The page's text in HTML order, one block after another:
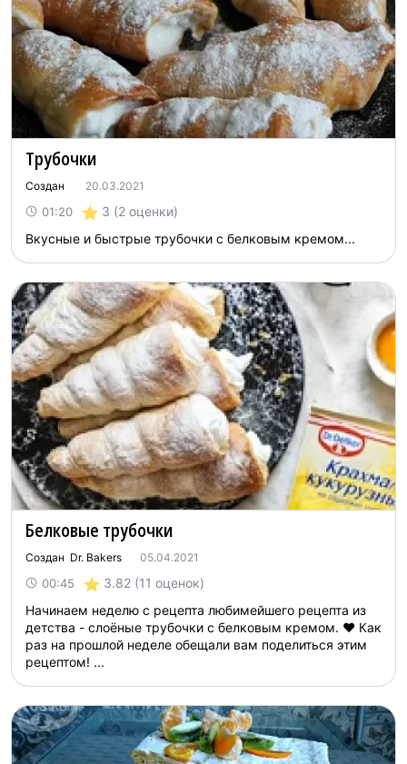
Трубочки
Создан 20.03.2021
01:20 3 (2 оценки)
Вкусные и быстрые трубочки с белковым кремом...
Белковые трубочки
Создан Dr. Bakers 05.04.2021
00:45 3.82 (11 оценок)
Начинаем неделю с рецепта любимейшего рецепта из
детства - слоёные трубочки с белковым кремом. ❤️ Как
раз на прошлой неделе обещали вам поделиться этим
рецептом! ...